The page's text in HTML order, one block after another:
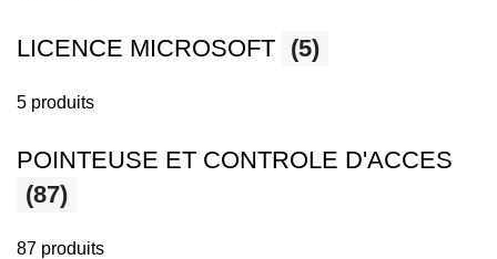
LICENCE MICROSOFT (5)
5 produits
POINTEUSE ET CONTROLE D'ACCES
(87)
87 produits